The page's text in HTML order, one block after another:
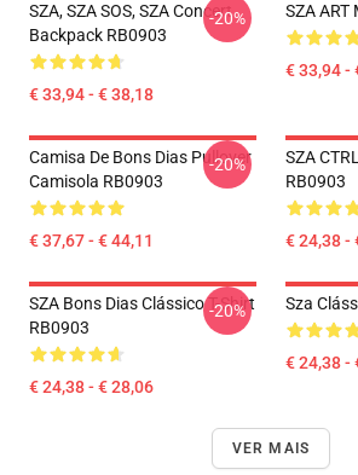
SZA, SZA SOS, SZA Concert
Backpack RB0903
€ 33,94 - € 38,18
-20% SZA ART
€ 33,94 -
Camisa De Bons Dias Pullover
Camisola RB0903
€ 37,67 - € 44,11
-20%
SZA
RB0903
€ 24,38 -
SZA Bons Dias Clássico T-Shirt
RB0903
€ 24,38 - € 28,06
-20% Sza
€ 24,38 -
VER MAIS